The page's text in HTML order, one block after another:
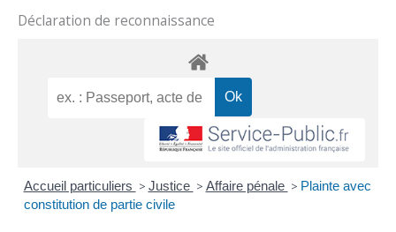
Déclaration de reconnaissance
Accueil particuliers > Justice > Affaire pénale > Plainte avec
constitution de partie civile